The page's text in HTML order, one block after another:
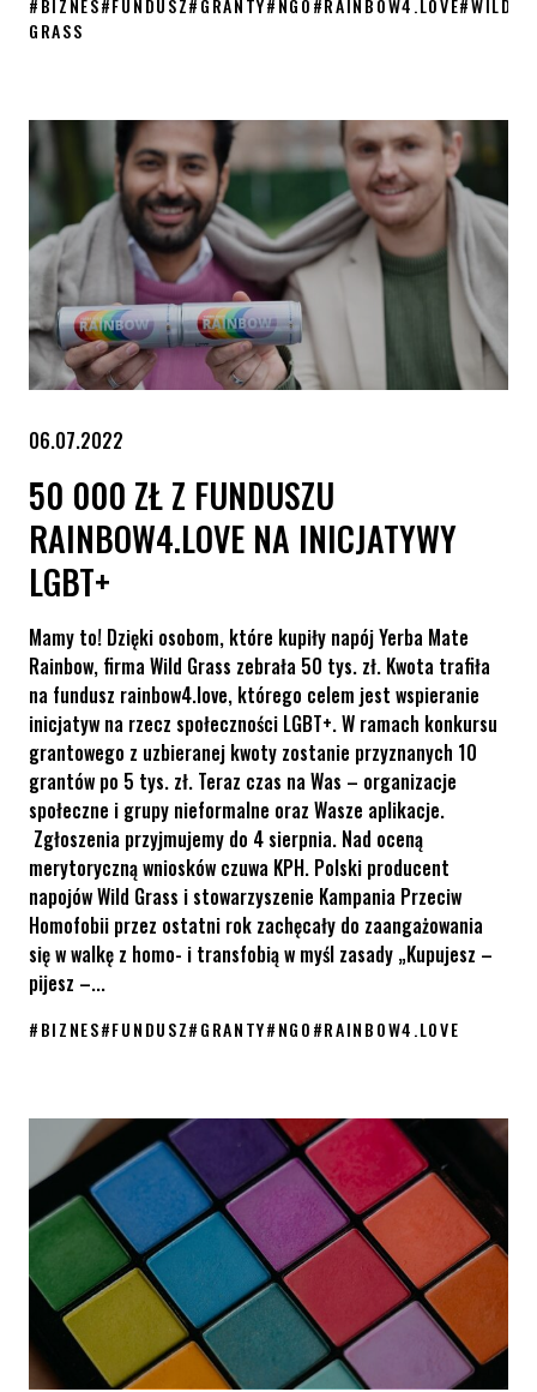
# BIZNES#FUNDUSZ#GRANTY# NGO#RAINBOW4.LOVE#WILD
GRASS
06.07.2022
50 000 ZŁ Z FUNDUSZU
RAINBOW4.LOVE NA INICJATYWY
LGBT+
Mamy to! Dzięki osobom, które kupiły napój Yerba Mate
Rainbow, firma Wild Grass zebrała 50 tys. zł. Kwota trafiła
na fundusz rainbow4.love, którego celem jest wspieranie
inicjatyw na rzecz społeczności LGBT+. W ramach konkursu
grantowego z uzbieranej kwoty zostanie przyznanych 10
grantów po 5 tys. zł. Teraz czas na Was – organizacje
społeczne i grupy nieformalne oraz Wasze aplikacje.
Zgłoszenia przyjmujemy do 4 sierpnia. Nad oceną
merytoryczną wniosków czuwa KPH. Polski producent
napojów Wild Grass i stowarzyszenie Kampania Przeciw
Homofobii przez ostatni rok zachęcały do zaangażowania
się w walkę z homo- i transfobią w myśl zasady „Kupujesz –
pijesz –...
#BIZNES#FUNDUSZ#GRANTY#NGO#RAINBOW4.LOVE